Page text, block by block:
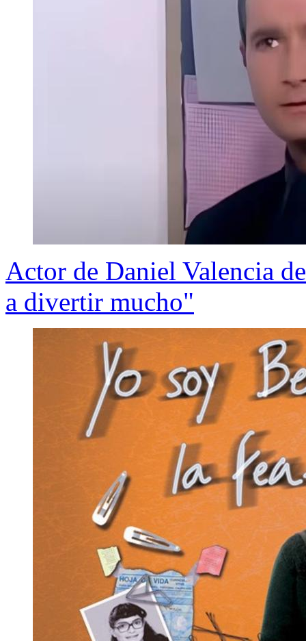
Actor de Daniel Valencia
a divertir mucho"